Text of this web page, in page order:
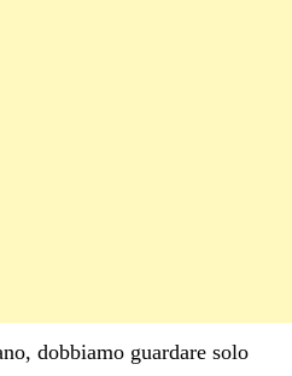
dobbiamo guardare solo